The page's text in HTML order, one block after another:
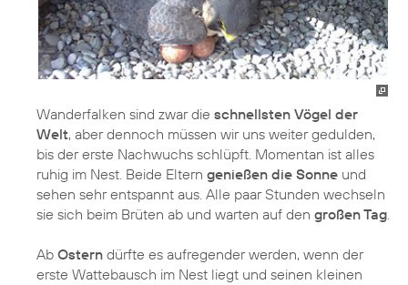
Wanderfalken sind zwar die schnellsten Vögel der
Welt, aber dennoch müssen wir uns weiter gedulden,
bis der erste Nachwuchs schlüpft. Momentan ist alles
ruhig im Nest. Beide Eltern genießen die Sonne und
sehen sehr entspannt aus. Alle paar Stunden wechseln
sie sich beim Brüten ab und warten auf den großen Tag
Ab Ostern dürfte es aufregender werden, wenn der
erste Wattebausch im Nest liegt und seinen kleinen